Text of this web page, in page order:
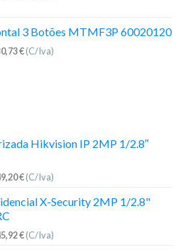
3 Botões MTMF3P 60020120
€(C/Iva)
Hikvision IP 2MP 1/2.8″
€(C/Iva)
X-Security 2MP 1/2.8"
€(C/Iva)